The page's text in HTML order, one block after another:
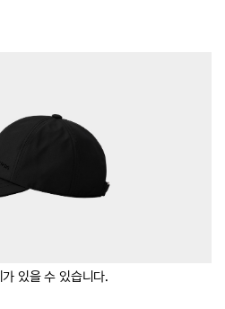
있을 수 있습니다.